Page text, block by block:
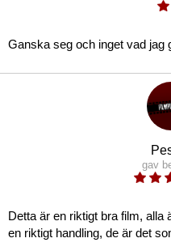
Ganska seg och inget vad jag
gav
Detta är en riktigt bra film, alla
en riktigt handling, de är det